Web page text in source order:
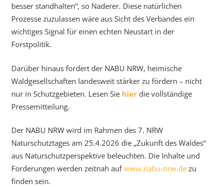
besser standhalten“, so Naderer. Diese natürlichen
Prozesse zuzulassen wäre aus Sicht des Verbandes ein
wichtiges Signal für einen echten Neustart in der
Forstpolitik.
Darüber hinaus fordert der NABU NRW, heimische
Waldgesellschaften landesweit stärker zu fördern – nicht
nur in Schutzgebieten. Lesen Sie hier die vollständige
Pressemitteilung.
Der NABU NRW wird im Rahmen des 7. NRW
Naturschutztages am 25.4.2026 die „Zukunft des Waldes“
aus Naturschutzperspektive beleuchten. Die Inhalte und
Forderungen werden zeitnah aufwww.nabu-nrw.dezu
finden sein.